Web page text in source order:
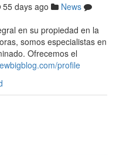
55 days ago
News
en su propiedad en la
somos especialistas en
Ofrecemos el
profile